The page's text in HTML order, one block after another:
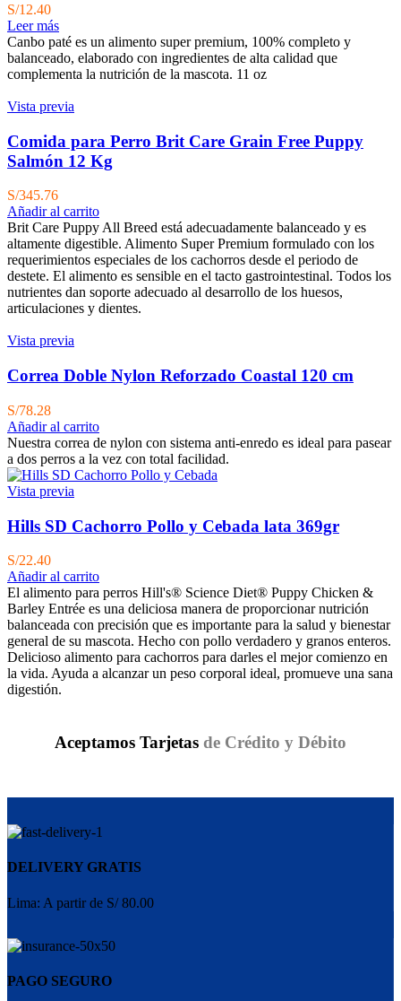
S/12.40
Leer más
Canbo paté es un alimento super premium, 100% completo y
balanceado, elaborado con ingredientes de alta calidad que
complementa la nutrición de la mascota. 11 oz
Vista previa
Comida para Perro Brit Care Grain Free Puppy
Salmón 12 Kg
S/345.76
Añadir al carrito
Brit Care Puppy All Breed está adecuadamente balanceado y es
altamente digestible. Alimento Super Premium formulado con los
requerimientos especiales de los cachorros desde el periodo de
destete. El alimento es sensible en el tacto gastrointestinal. Todos los
nutrientes dan soporte adecuado al desarrollo de los huesos,
articulaciones y dientes.
Vista previa
Correa Doble Nylon Reforzado Coastal 120 cm
S/78.28
Añadir al carrito
Nuestra correa de nylon con sistema anti-enredo es ideal para pasear
a dos perros a la vez con total facilidad.
Vista previa
Hills SD Cachorro Pollo y Cebada lata 369gr
S/22.40
Añadir al carrito
El alimento para perros Hill's® Science Diet® Puppy Chicken &
Barley Entrée es una deliciosa manera de proporcionar nutrición
balanceada con precisión que es importante para la salud y bienestar
general de su mascota. Hecho con pollo verdadero y granos enteros.
Delicioso alimento para cachorros para darles el mejor comienzo en
la vida. Ayuda a alcanzar un peso corporal ideal, promueve una sana
digestión.
Aceptamos Tarjetas de Crédito y Débito
DELIVERY GRATIS
Lima: A partir de S/ 80.00
PAGO SEGURO